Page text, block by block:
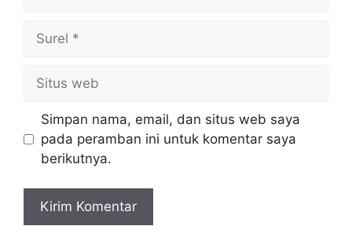
web
Simpan nama, email, dan situs web saya
pada peramban ini untuk komentar saya
berikutnya.